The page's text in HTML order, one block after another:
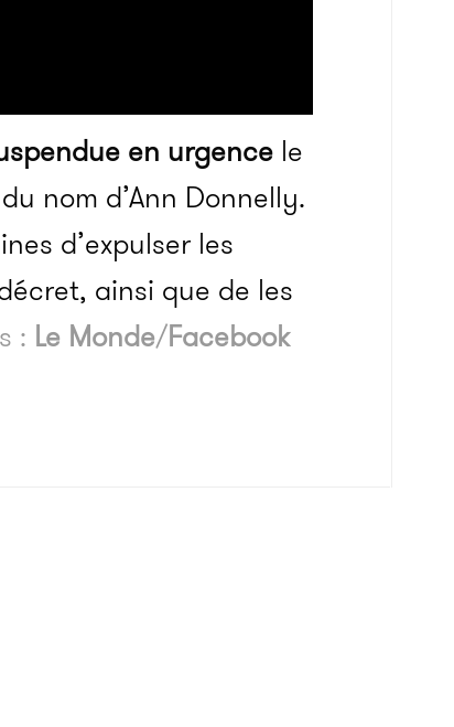
en urgence le
nom d’Ann Donnelly.
d’expulser les
ainsi que de les
: Le Monde/Facebook